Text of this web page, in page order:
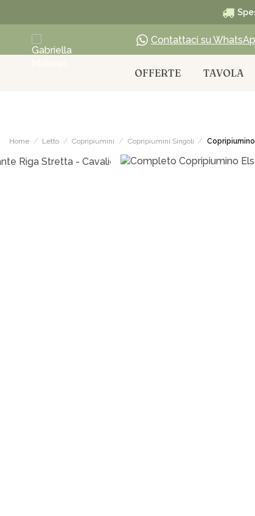
Contattaci su
OFFERTE TAVOLA
Home Letto Copripiumini Copripiumini Singoli